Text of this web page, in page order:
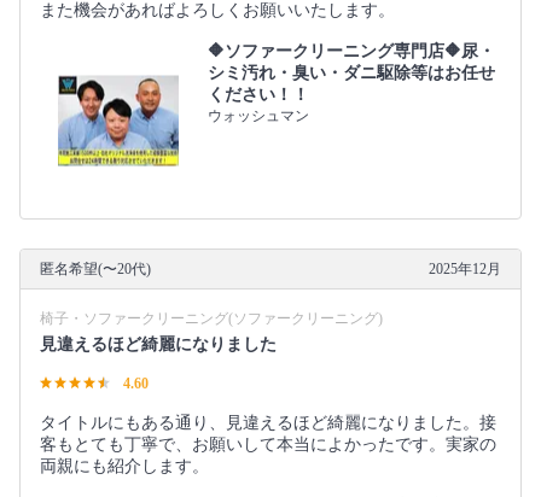
また機会があればよろしくお願いいたします。
🔶ソファークリーニング専門店🔶尿・
シミ汚れ・臭い・ダニ駆除等はお任せ
ください！！
ウォッシュマン
匿名希望(〜20代) 2025年12月
椅子・ソファークリーニング(ソファークリーニング)
見違えるほど綺麗になりました
4.60
タイトルにもある通り、見違えるほど綺麗になりました。接
客もとても丁寧で、お願いして本当によかったです。実家の
両親にも紹介します。